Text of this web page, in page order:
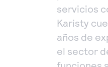
servicios
Karisty
años de
el sector